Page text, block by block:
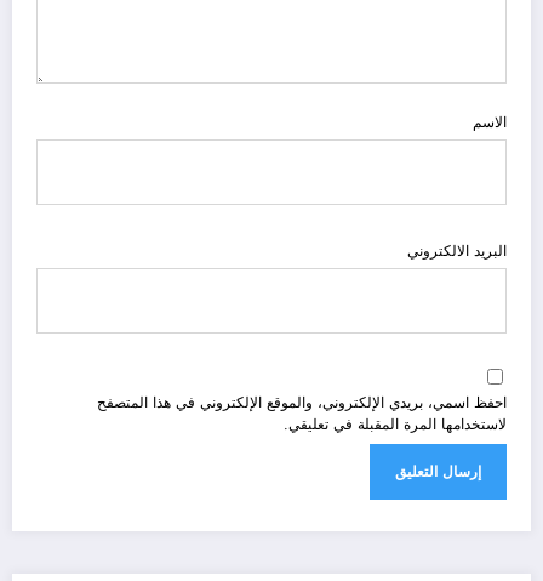
الاسم
البريد الالكتروني
احفظ اسمي، بريدي الإلكتروني، والموقع الإلكتروني في هذا المتصفح
لاستخدامها المرة المقبلة في تعليقي.